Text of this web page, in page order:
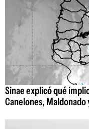
Sinae explicó qué
Canelones, Maldonado